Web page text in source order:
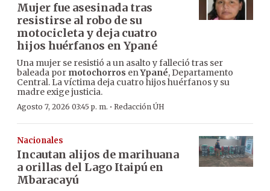
Mujer fue asesinada tras
resistirse al robo de su
motocicleta y deja cuatro
hijos huérfanos en Ypané
Una mujer se resistió a un asalto y falleció tras ser
baleada por motochorros enYpané, Departamento
Central. La víctima deja cuatro hijos huérfanos y su
madre exige justicia.
Agosto 7, 2026 03:45 p. m. · Redacción ÚH
Nacionales
Incautan alijos de marihuana
a orillas del Lago Itaipú en
Mbaracayú